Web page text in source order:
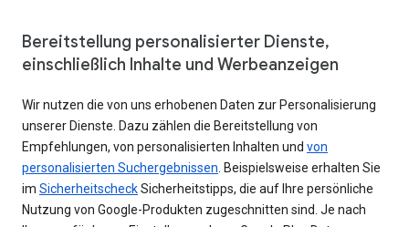
Bereitstellung personalisierter Dienste,
einschließlich Inhalte und Werbeanzeigen
Wir nutzen die von uns erhobenen Daten zur Personalisierung
unserer Dienste. Dazu zählen die Bereitstellung von
Empfehlungen, von personalisierten Inhalten und von
personalisierten Suchergebnissen . Beispielsweise erhalten Sie
im SicherheitscheckSicherheitstipps, die auf Ihre persönliche
Nutzung von Google-Produkten zugeschnitten sind. Je nach